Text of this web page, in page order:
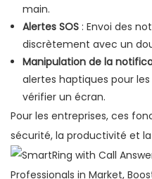
main.
Alertes SOS : Envoi des
discrètement avec un
Manipulation de la
alertes haptiques pour
vérifier un écran.
Pour les entreprises, ces
sécurité, la productivité et